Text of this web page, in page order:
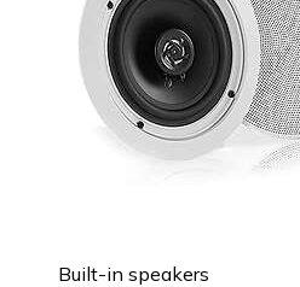
Built-in speakers